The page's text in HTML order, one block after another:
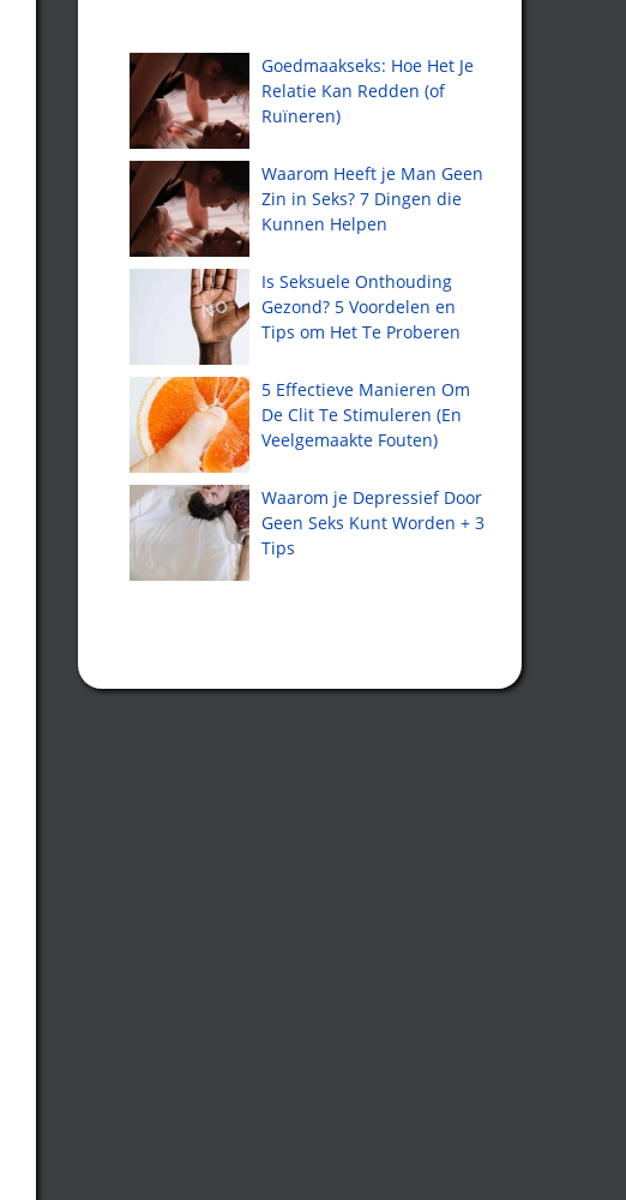
Goedmaakseks: Hoe Het Je
Relatie Kan Redden (of
Ruïneren)
Waarom Heeft je Man Geen
Zin in Seks? 7 Dingen die
Kunnen Helpen
Is Seksuele Onthouding
Gezond? 5 Voordelen en
Tips om Het Te Proberen
5 Effectieve Manieren Om
De Clit Te Stimuleren (En
Veelgemaakte Fouten)
Waarom je Depressief Door
Geen Seks Kunt Worden + 3
Tips